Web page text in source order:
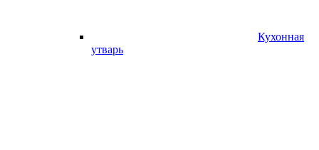
Кухонная
утварь